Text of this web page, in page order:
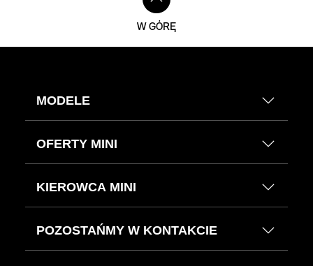
W GÓRĘ
MODELE
OFERTY MINI
KIEROWCA MINI
POZOSTAŃMY W KONTAKCIE